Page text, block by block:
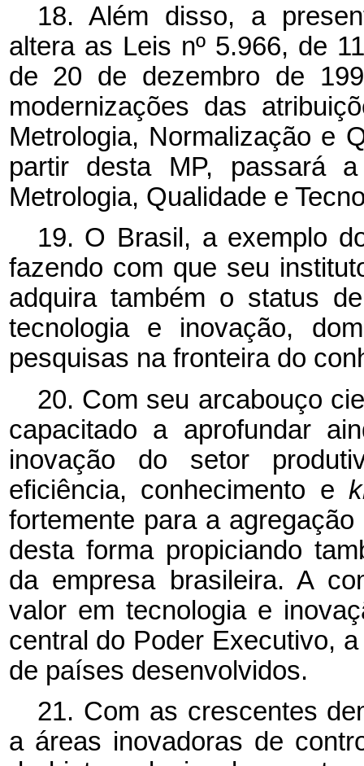
18. Além disso, a
altera as Leis nº 5.966, de
de 20 de dezembro de
modernizações das
Metrologia, Normalização e
partir desta MP, passará
Metrologia, Qualidade e
19. O Brasil, a exemplo
fazendo com que seu
adquira também o status
tecnologia e inovação,
pesquisas na fronteira do
20. Com seu arcabouço
capacitado a aprofundar
inovação do setor
eficiência, conhecimento e
fortemente para a
desta forma propiciando
da empresa brasileira. A
valor em tecnologia e
central do Poder Executivo,
de países desenvolvidos.
21. Com as crescentes
a áreas inovadoras de